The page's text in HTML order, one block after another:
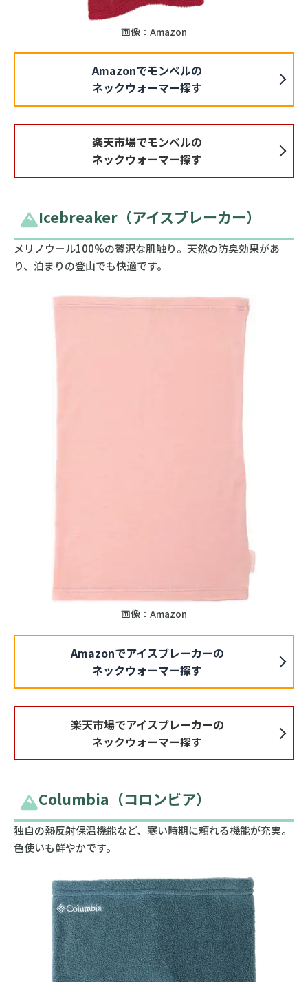
画像：Amazon
Amazonでモンベルの
ネックウォーマー探す
楽天市場でモンベルの
ネックウォーマー探す
Icebreaker（アイスブレーカー）
メリノウール100%の贅沢な肌触り。天然の防臭効果があ
り、泊まりの登山でも快適です。
画像：Amazon
Amazonでアイスブレーカーの
ネックウォーマー探す
楽天市場でアイスブレーカーの
ネックウォーマー探す
Columbia（コロンビア）
独自の熱反射保温機能など、寒い時期に頼れる機能が充実。
色使いも鮮やかです。